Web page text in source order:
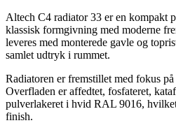
Altech C4 radiator 33 er en kompakt
klassisk formgivning med moderne
leveres med monterede gavle og
samlet udtryk i rummet.
Radiatoren er fremstillet med fokus
Overfladen er affedtet, fosfateret,
pulverlakeret i hvid RAL 9016,
finish.